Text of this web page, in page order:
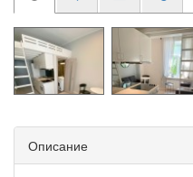
Описание